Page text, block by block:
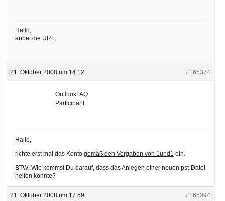
Hallo,
anbei die URL:
21. Oktober 2008 um 14:12 #165374
OutlookFAQ
Participant
Hallo,
richte erst mal das Konto gemäß den Vorgaben von 1und1 ein.
BTW: Wie kommst Du darauf, dass das Anlegen einer neuen pst-Datei
helfen könnte?
21. Oktober 2008 um 17:59 #165394